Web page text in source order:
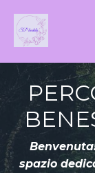
spazio